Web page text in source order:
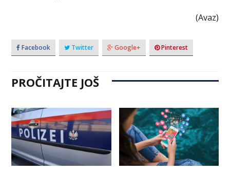
(Avaz)
Facebook Twitter Google+ Pinterest
PROČITAJTE JOŠ